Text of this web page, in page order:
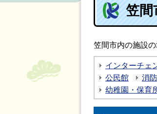
笠間
笠間市内の施設
インターチェ
公民館
消
幼稚園・保育